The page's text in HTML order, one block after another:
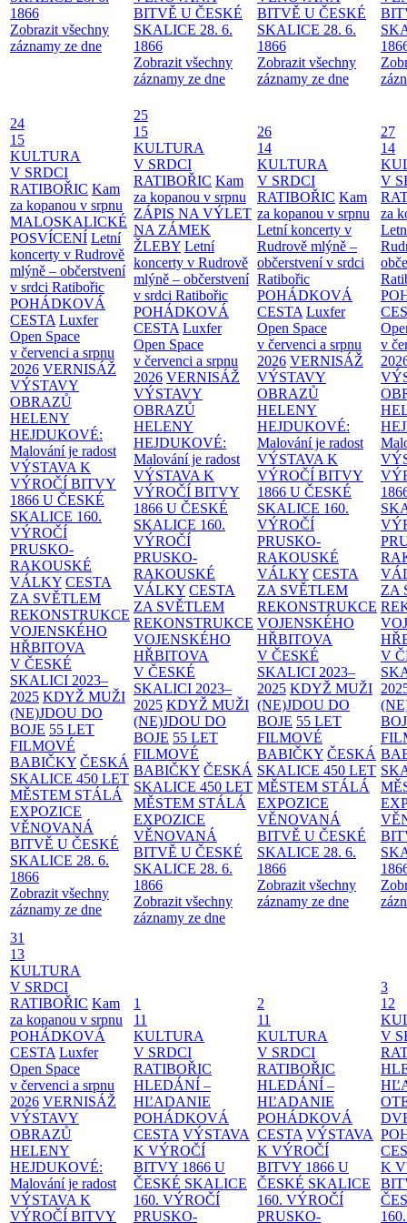
1866
Zobrazit všechny
záznamy ze dne
BITVĚ U ČESKÉ
SKALICE 28. 6.
1866
Zobrazit všechny
záznamy ze dne
BITVĚ U ČESKÉ
SKALICE 28. 6.
1866
Zobrazit všechny
záznamy ze dne
24
15
KULTURA
V SRDCI
RATIBOŘIC Kam
za kopanou v srpnu
MALOSKALICKÉ
POSVÍCENÍ Letní
koncerty v Rudrově
mlýně – občerstvení
v srdci Ratibořic
POHÁDKOVÁ
CESTA Luxfer
Open Space
v červenci a srpnu
2026 VERNISÁŽ
VÝSTAVY
OBRAZŮ
HELENY
HEJDUKOVÉ:
Malování je radost
VÝSTAVA K
VÝROČÍ BITVY
1866 U ČESKÉ
SKALICE 160.
VÝROČÍ
PRUSKO-
RAKOUSKÉ
VÁLKY CESTA
ZA SVĚTLEM
REKONSTRUKCE
VOJENSKÉHO
HŘBITOVA
V ČESKÉ
SKALICI 2023–
2025 KDYŽ MUŽI
(NE)JDOU DO
BOJE 55 LET
FILMOVÉ
BABIČKY ČESKÁ
SKALICE 450 LET
MĚSTEM STÁLÁ
EXPOZICE
VĚNOVANÁ
BITVĚ U ČESKÉ
SKALICE 28. 6.
1866
Zobrazit všechny
záznamy ze dne
25
15
KULTURA
V SRDCI
RATIBOŘIC Kam
za kopanou v srpnu
ZÁPIS NA VÝLET
NA ZÁMEK
ŽLEBY Letní
koncerty v Rudrově
mlýně – občerstvení
v srdci Ratibořic
POHÁDKOVÁ
CESTA Luxfer
Open Space
v červenci a srpnu
2026 VERNISÁŽ
VÝSTAVY
OBRAZŮ
HELENY
HEJDUKOVÉ:
Malování je radost
VÝSTAVA K
VÝROČÍ BITVY
1866 U ČESKÉ
SKALICE 160.
VÝROČÍ
PRUSKO-
RAKOUSKÉ
VÁLKY CESTA
ZA SVĚTLEM
REKONSTRUKCE
VOJENSKÉHO
HŘBITOVA
V ČESKÉ
SKALICI 2023–
2025 KDYŽ MUŽI
(NE)JDOU DO
BOJE 55 LET
FILMOVÉ
BABIČKY ČESKÁ
SKALICE 450 LET
MĚSTEM STÁLÁ
EXPOZICE
VĚNOVANÁ
BITVĚ U ČESKÉ
SKALICE 28. 6.
1866
Zobrazit všechny
záznamy ze dne
26
14
KULTURA
V SRDCI
RATIBOŘIC Kam
za kopanou v srpnu
Letní koncerty v
Rudrově mlýně –
občerstvení v srdci
Ratibořic
POHÁDKOVÁ
CESTA Luxfer
Open Space
v červenci a srpnu
2026 VERNISÁŽ
VÝSTAVY
OBRAZŮ
HELENY
HEJDUKOVÉ:
Malování je radost
VÝSTAVA K
VÝROČÍ BITVY
1866 U ČESKÉ
SKALICE 160.
VÝROČÍ
PRUSKO-
RAKOUSKÉ
VÁLKY CESTA
ZA SVĚTLEM
REKONSTRUKCE
VOJENSKÉHO
HŘBITOVA
V ČESKÉ
SKALICI 2023–
2025 KDYŽ MUŽI
(NE)JDOU DO
BOJE 55 LET
FILMOVÉ
BABIČKY ČESKÁ
SKALICE 450 LET
MĚSTEM STÁLÁ
EXPOZICE
VĚNOVANÁ
BITVĚ U ČESKÉ
SKALICE 28. 6.
1866
Zobrazit všechny
záznamy ze dne
27
14
V
za
v
ZA
V
31
13
KULTURA
V SRDCI
RATIBOŘIC Kam
za kopanou v srpnu
POHÁDKOVÁ
CESTA Luxfer
Open Space
v červenci a srpnu
2026 VERNISÁŽ
VÝSTAVY
OBRAZŮ
HELENY
HEJDUKOVÉ:
Malování je radost
VÝSTAVA K
VÝROČÍ BITVY
1
11
KULTURA
V SRDCI
RATIBOŘIC
HLEDÁNÍ –
HĽADANIE
POHÁDKOVÁ
CESTA VÝSTAVA
K VÝROČÍ
BITVY 1866 U
ČESKÉ SKALICE
160. VÝROČÍ
PRUSKO-
2
11
KULTURA
V SRDCI
RATIBOŘIC
HLEDÁNÍ –
HĽADANIE
POHÁDKOVÁ
CESTA VÝSTAVA
K VÝROČÍ
BITVY 1866 U
ČESKÉ SKALICE
160. VÝROČÍ
PRUSKO-
3
12
V
K